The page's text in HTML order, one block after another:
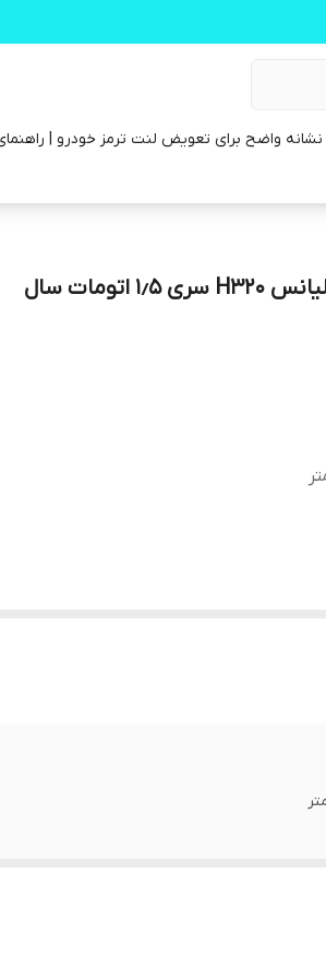
لنت ترمز سرامیکی جلو برلیانس H320 سری ۱٫۵ اتومات سال